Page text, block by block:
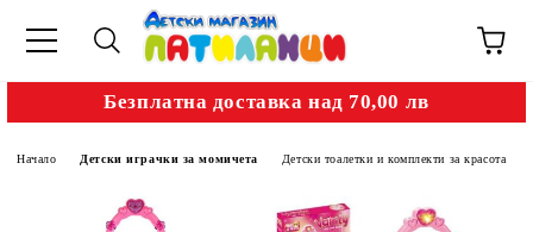
Безплатна доставка над 70,00 лв
Начало Детски играчки за момичета Детски тоалетки и комплекти за красота